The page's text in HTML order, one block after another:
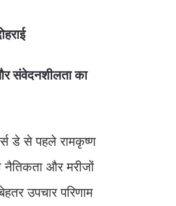
संवेदनशीलता का
डे से पहले रामकृष्ण
नैतिकता और मरीजों
उपचार परिणाम